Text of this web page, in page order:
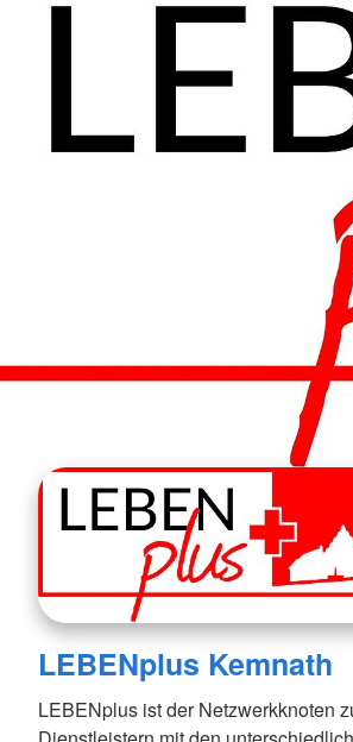
LEBENplus Kemnath
LEBENplus ist der Netzwerkknoten